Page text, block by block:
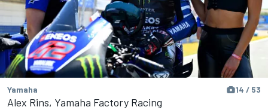
Yamaha 14 / 53
Alex Rins, Yamaha Factory Racing